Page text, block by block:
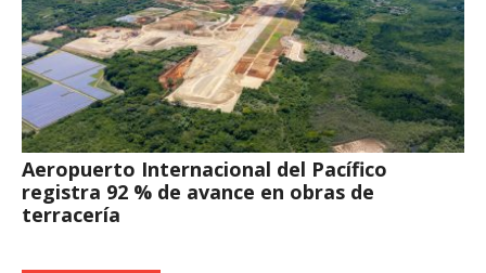
Aeropuerto Internacional del Pacífico
registra 92 % de avance en obras de
terracería